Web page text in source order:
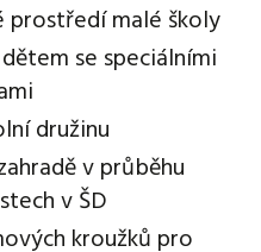
prostředí malé školy
se speciálními
družinu
v průběhu
v ŠD
kroužků pro